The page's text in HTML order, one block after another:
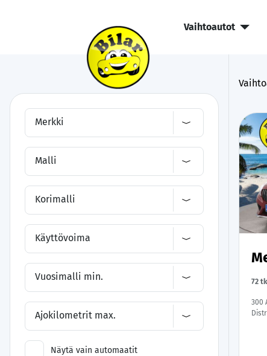
Vaihtoautot
Merkki
Malli
Korimalli
Käyttövoima
Vuosimalli min.
Ajokilometrit max.
Näytä vain automaatit
72
300